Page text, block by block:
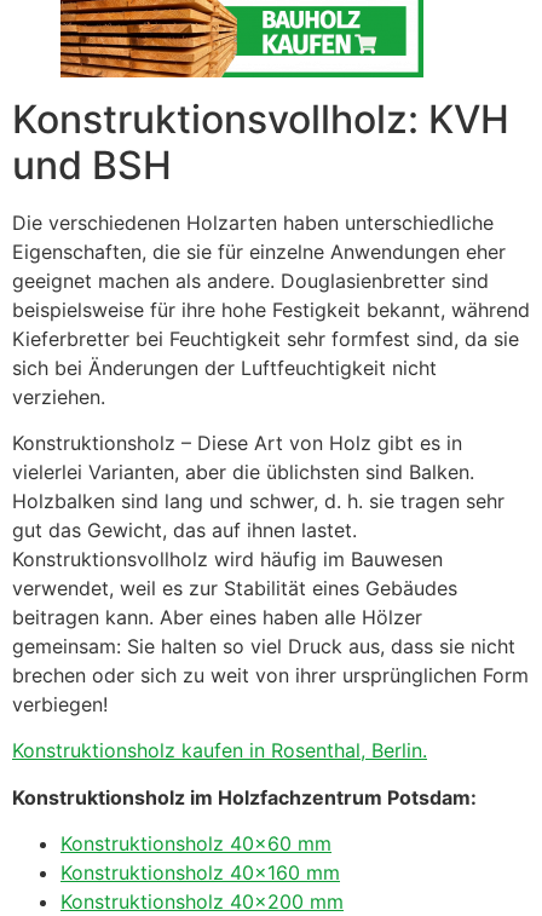
Konstruktionsvollholz: KVH
und BSH
Die verschiedenen Holzarten haben unterschiedliche
Eigenschaften, die sie für einzelne Anwendungen eher
geeignet machen als andere. Douglasienbretter sind
beispielsweise für ihre hohe Festigkeit bekannt, während
Kieferbretter bei Feuchtigkeit sehr formfest sind, da sie
sich bei Änderungen der Luftfeuchtigkeit nicht
verziehen.
Konstruktionsholz – Diese Art von Holz gibt es in
vielerlei Varianten, aber die üblichsten sind Balken.
Holzbalken sind lang und schwer, d. h. sie tragen sehr
gut das Gewicht, das auf ihnen lastet.
Konstruktionsvollholz wird häufig im Bauwesen
verwendet, weil es zur Stabilität eines Gebäudes
beitragen kann. Aber eines haben alle Hölzer
gemeinsam: Sie halten so viel Druck aus, dass sie nicht
brechen oder sich zu weit von ihrer ursprünglichen Form
verbiegen!
Konstruktionsholz kaufen in Rosenthal, Berlin.
Konstruktionsholz im Holzfachzentrum Potsdam:
Konstruktionsholz 40×60 mm
Konstruktionsholz 40×160 mm
Konstruktionsholz 40×200 mm